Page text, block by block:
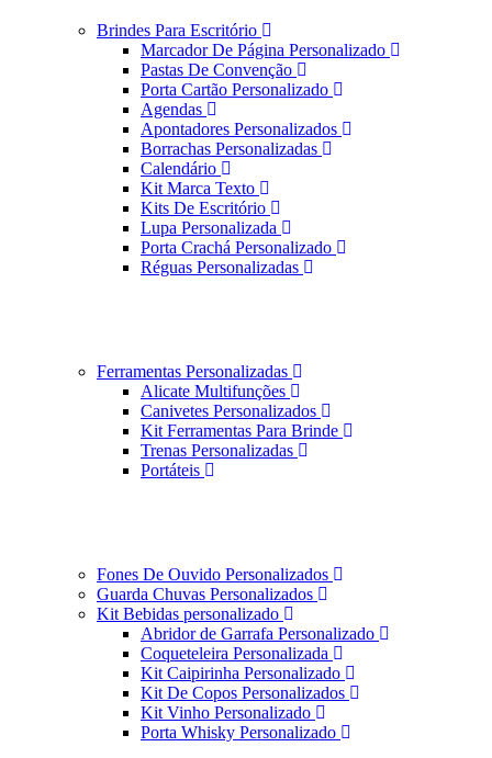
Brindes Para Escritório
Marcador De Página Personalizado
Pastas De Convenção
Porta Cartão Personalizado
Agendas
Apontadores Personalizados
Borrachas Personalizadas
Calendário
Kit Marca Texto
Kits De Escritório
Lupa Personalizada
Porta Crachá Personalizado
Réguas Personalizadas
Ferramentas Personalizadas
Alicate Multifunções
Canivetes Personalizados
Kit Ferramentas Para Brinde
Trenas Personalizadas
Portáteis
Fones De Ouvido Personalizados
Guarda Chuvas Personalizados
Kit Bebidas personalizado
Abridor de Garrafa Personalizado
Coqueteleira Personalizada
Kit Caipirinha Personalizado
Kit De Copos Personalizados
Kit Vinho Personalizado
Porta Whisky Personalizado